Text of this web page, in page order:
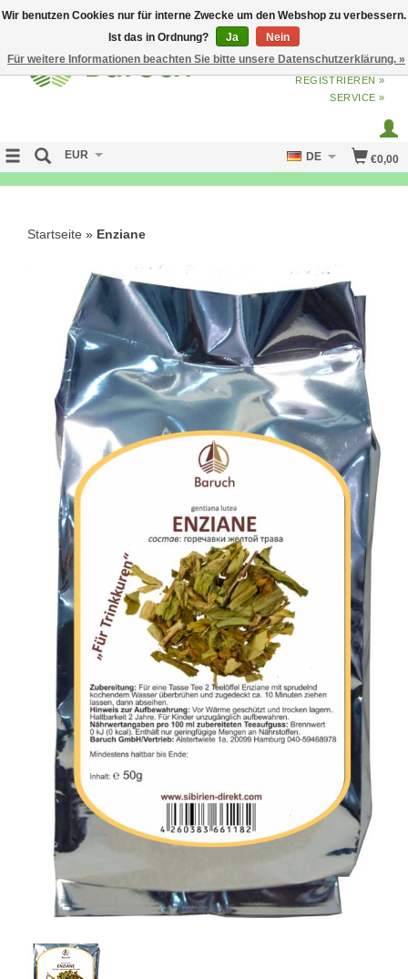
ANMELDENODERJETZT
REGISTRIEREN »
SERVICE »
€0,00
EUR DE
Startseite » Enziane
Wir benutzen Cookies nur für interne Zwecke um den Webshop zu verbessern.
Ist das in Ordnung?
Ja
Nein
Für weitere Informationen beachten Sie bitte unsere Datenschutzerklärung. »